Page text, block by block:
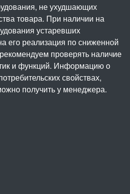
не ухудшающих
товара. При наличии на
устаревших
его реализация по сниженной
проверять наличие
и функций. Информацию о
свойствах,
получить у менеджера.